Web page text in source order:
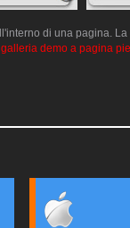
di una pagina.
demo a pagina